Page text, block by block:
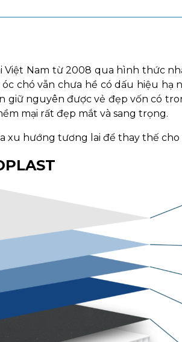
Việt Nam từ 2008 qua hình thức
chó vẫn chưa hề có dấu hiệu hạ
giữ nguyên được vẻ đẹp vốn có
mại rất đẹp mắt và sang trọng.
xu hướng tương lai để thay thế